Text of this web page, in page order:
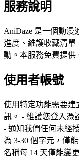
服務說明
AniDaze 是一個動漫
進度、維護收藏清單
動。本服務免費提供
使用者帳號
使用特定功能需要建
訊。 - 維護您登入憑
- 通知我們任何未經
為 3-30 個字元，僅
名稱每 14 天僅能變